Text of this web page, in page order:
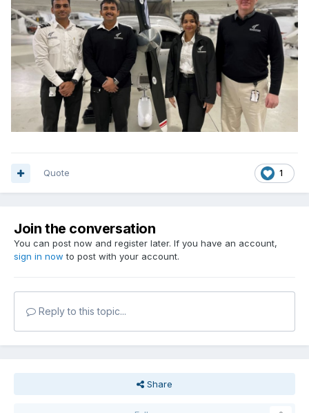
1
Quote
Join the conversation
You can post now and register later. If you have an account,
sign in now to post with your account.
Reply to this topic...
Share